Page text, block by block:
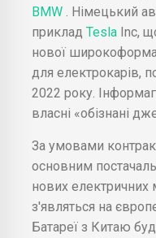
BMW
. Німецький
приклад Tesla Inc,
нової
для електрокарів,
2022 року.
власні «обізнані
За умовами
основним
нових електричних
з'являться на
Батареї з Китаю